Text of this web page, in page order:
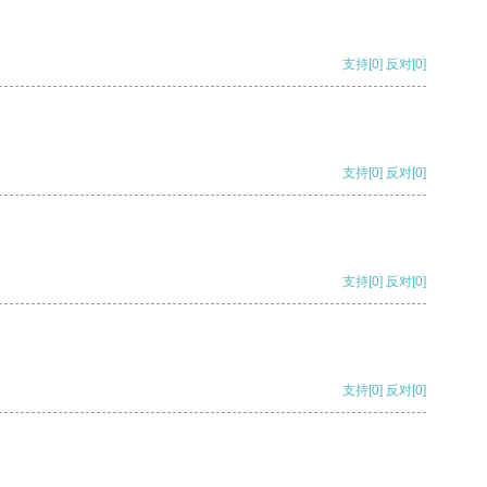
支持[0] 反对[0]
支持[0] 反对[0]
支持[0] 反对[0]
支持[0] 反对[0]